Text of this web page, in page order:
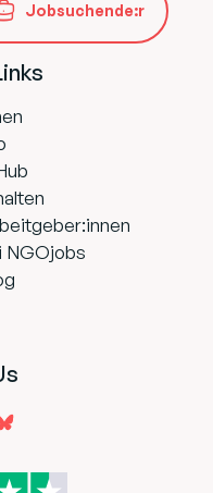
Jobsuchende:r
NGOjobs